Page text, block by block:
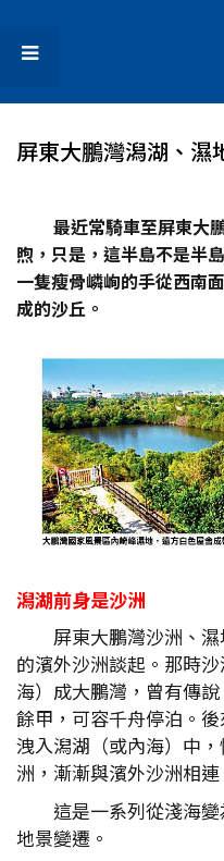
屏東大鵬灣潟湖、濕
最近常騎車至屏東大
煦，只是，這半島不是半
一隻瘦骨嶙峋的手從西南
成的沙丘。
潟湖前身是沙洲
屏東大鵬灣沙洲、
的濱外沙洲談起。那時
海）成大鵬灣，曾有傳
餘甲，可容千舟停泊。
洩入潟湖（或內海）中
洲，漸漸與濱外沙洲相
這是一系列從淺海
地景變遷。